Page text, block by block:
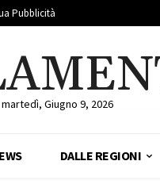
Pubblicità
martedì, Giugno 9, 2026
DALLE REGIONI